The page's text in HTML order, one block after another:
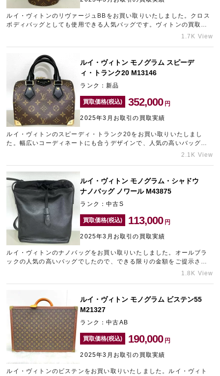
宅配買取を申し込む
無料の宅配キットをお届けします
ルイ・ヴィトンのリヴァージュBBをお買い取りいたしました。クロス
ボディバッグとしても使用できる人気バッグです。ヴィトンの買取に
力を入れておりますので、売却をご検討中の方は梅田エリアのブラン
1.7K View
ルイ・ヴィトン モノグラム スピーデ
ィ・トランク20 M13146
ランク：新品
買取価格(税込) 352,000 円
2025年3月お取引の買取実績
ルイ・ヴィトンのスピーディ・トランク20をお買い取りいたしまし
た。幅広いコーディネートにも合うデザインで、人気の高いバッグで
す。お持ちのブランド品がどれくらいの金額になるか知りたい。とい
2.1K View
ルイ・ヴィトン モノグラム・シャドウ
ナノバッグ ノワール M43875
ランク：中古S
買取価格(税込) 113,000 円
2025年3月お取引の買取実績
ルイ・ヴィトンのナノバッグをお買い取りいたしました。オールブラ
ックの人気の高いバッグでしたので、できる限りの金額をご提示させ
ていただきました。ブランド品の売却のご相談などございましたら、
1.8K View
ルイ・ヴィトン モノグラム ビステン55
M21327
ランク：中古AB
買取価格(税込) 190,000 円
2025年3月お取引の買取実績
ルイ・ヴィトンのビステンをお買い取りいたしました。ルイ・ヴィト